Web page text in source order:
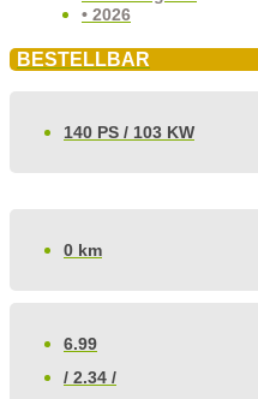
• 2026
BESTELLBAR
140 PS / 103 KW
0 km
6.99
/ 2.34 /